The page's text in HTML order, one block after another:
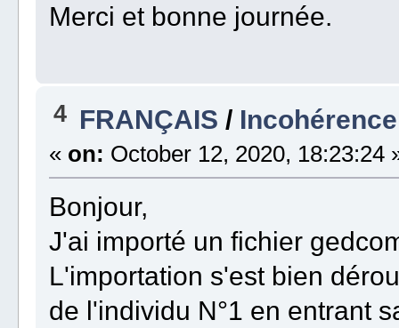
Merci et bonne journée.
4 FRANÇAIS /
« on: October 12, 2020, 18:23:24
Bonjour,
J'ai importé un fichier
L'importation s'est bien
de l'individu N°1 en entrant